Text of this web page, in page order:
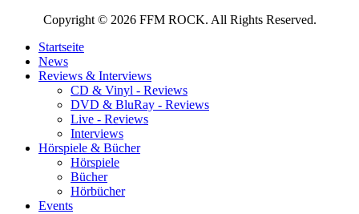
Copyright © 2026 FFM ROCK. All Rights Reserved.
Startseite
News
Reviews & Interviews
CD & Vinyl - Reviews
DVD & BluRay - Reviews
Live - Reviews
Interviews
Hörspiele & Bücher
Hörspiele
Bücher
Hörbücher
Events